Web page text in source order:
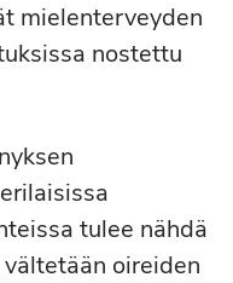
mielenterveyden
nostettu
tulee nähdä
oireiden